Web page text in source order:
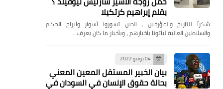
بقلم إبراهيم كرتكيلا
شكراً للتاريخ والمؤرخين ، الذين تسوروا أسوار وأبراج الحكام
والسلاطين العالية ليأتونا بأخبارهم ، وبأخبار ما كان يعرف…
04 يونيو 2022
بيان الخبير المستقل المعين المعني
بحالة حقوق الإنسان في السودان في